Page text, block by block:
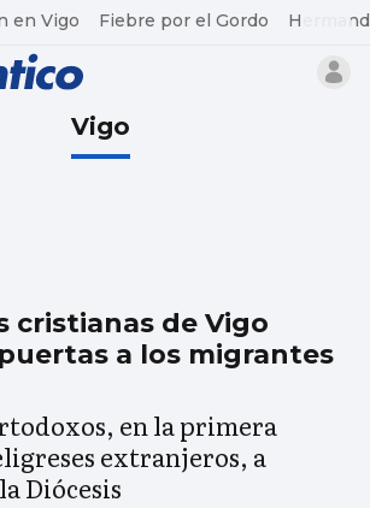
en Vigo Fiebre por el Gordo
Vigo
cristianas de Vigo
a los migrantes
en la primera
extranjeros, a
Diócesis